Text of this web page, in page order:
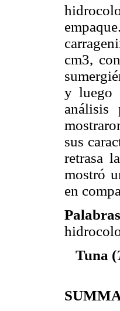
cm3,
y luego
análisis
sus
retrasa
mostró
en
Tuna (